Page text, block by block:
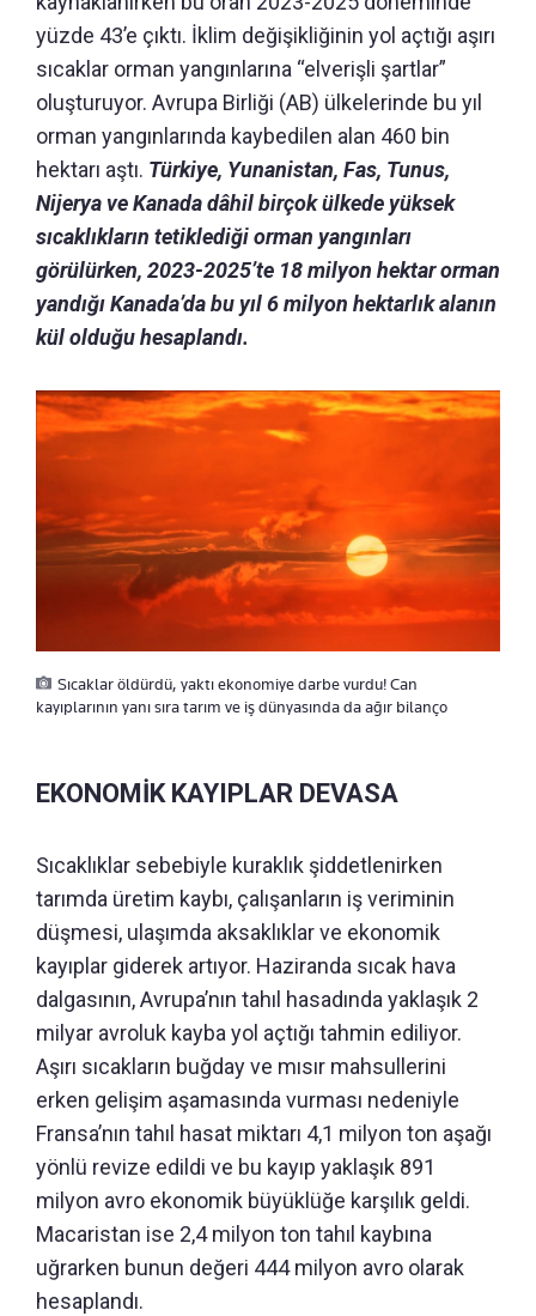
yüzde 43’e çıktı. İklim değişikliğinin yol açtığı aşırı
sıcaklar orman yangınlarına “elverişli şartlar”
oluşturuyor. Avrupa Birliği (AB) ülkelerinde bu yıl
orman yangınlarında kaybedilen alan 460 bin
hektarı aştı. Türkiye, Yunanistan, Fas, Tunus,
Nijerya ve Kanada dâhil birçok ülkede yüksek
sıcaklıkların tetiklediği orman yangınları
görülürken, 2023-2025’te 18 milyon hektar orman
yandığı Kanada’da bu yıl 6 milyon hektarlık alanın
kül olduğu hesaplandı.
Sıcaklar öldürdü, yaktı ekonomiye darbe vurdu! Can
kayıplarının yanı sıra tarım ve iş dünyasında da ağır bilanço
EKONOMİK KAYIPLAR DEVASA
Sıcaklıklar sebebiyle kuraklık şiddetlenirken
tarımda üretim kaybı, çalışanların iş veriminin
düşmesi, ulaşımda aksaklıklar ve ekonomik
kayıplar giderek artıyor. Haziranda sıcak hava
dalgasının, Avrupa’nın tahıl hasadında yaklaşık 2
milyar avroluk kayba yol açtığı tahmin ediliyor.
Aşırı sıcakların buğday ve mısır mahsullerini
erken gelişim aşamasında vurması nedeniyle
Fransa’nın tahıl hasat miktarı 4,1 milyon ton aşağı
yönlü revize edildi ve bu kayıp yaklaşık 891
milyon avro ekonomik büyüklüğe karşılık geldi.
Macaristan ise 2,4 milyon ton tahıl kaybına
uğrarken bunun değeri 444 milyon avro olarak
hesaplandı.